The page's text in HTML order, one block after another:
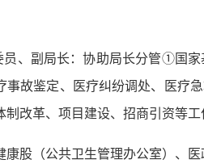
、副局长：协助局长分管①国
事故鉴定、医疗纠纷调处、医疗
制改革、项目建设、招商引资等
康股（公共卫生管理办公室）、